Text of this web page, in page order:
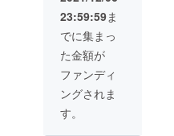
す。
YouTub
erなど
の撮影
にも使
われて
いる施
設で今
23:59:59ま
でに集まっ
た金額が
ファンディ
ングされま
す。